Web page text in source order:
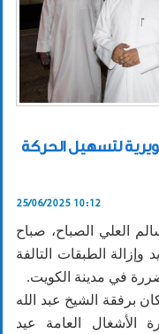
لتسهيل الحركة
25/06/2025 10:12
العلي الصباح، صباح
وإزالة الطبقات التالفة
في مدينة الكويت.
برفقة الشيخ عبد الله
الأشغال العامة عيد